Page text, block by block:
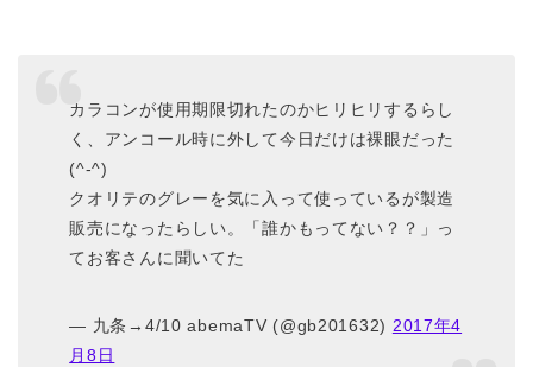
カラコンが使用期限切れたのかヒリヒリするらし
く、アンコール時に外して今日だけは裸眼だった
(^-^)
クオリテのグレーを気に入って使っているが製造
販売になったらしい。「誰かもってない？？」っ
てお客さんに聞いてた
— 九条→4/10 abemaTV (@gb201632) 2017年4
月8日